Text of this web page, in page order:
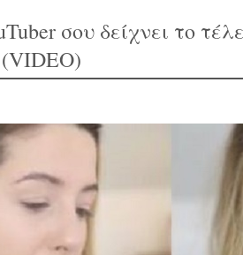
σου δείχνει το